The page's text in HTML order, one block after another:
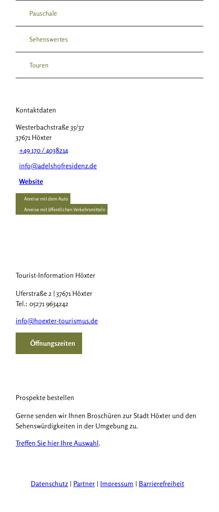
Pauschale
Sehenswertes
Touren
Kontaktdaten
Westerbachstraße 35/37
37671 Höxter
+49 170 / 4038214
info@adelshofresidenz.de
Website
Anreise mit dem Auto
Anreise mit öffentlichen Verkehrsmitteln
Tourist-Information Höxter
Uferstraße 2 | 37671 Höxter
Tel.: 05271 9634242
info@hoexter-tourismus.de
Öffnungszeiten
Prospekte bestellen
Gerne senden wir Ihnen Broschüren zur Stadt Höxter und den
Sehenswürdigkeiten in der Umgebung zu.
Treffen Sie hier Ihre Auswahl.
Datenschutz Partner Impressum Barrierefreiheit